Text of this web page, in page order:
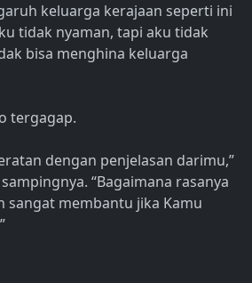
keluarga kerajaan seperti ini
tidak nyaman, tapi aku tidak
bisa menghina keluarga
tergagap.
dengan penjelasan darimu,”
“Bagaimana rasanya
sangat membantu jika Kamu